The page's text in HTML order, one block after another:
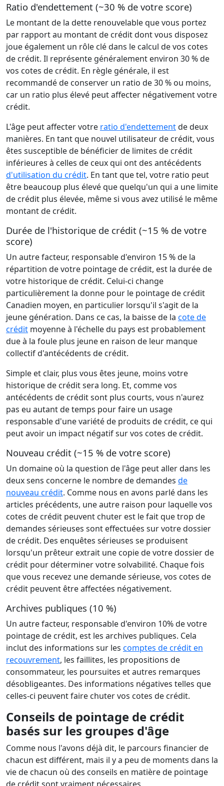
Ratio d'endettement (~30 % de votre score)
Le montant de la dette renouvelable que vous portez
par rapport au montant de crédit dont vous disposez
joue également un rôle clé dans le calcul de vos cotes
de crédit. Il représente généralement environ 30 % de
vos cotes de crédit. En règle générale, il est
recommandé de conserver un ratio de 30 % ou moins,
car un ratio plus élevé peut affecter négativement votre
crédit.
L'âge peut affecter votre ratio d'endettementde deux
manières. En tant que nouvel utilisateur de crédit, vous
êtes susceptible de bénéficier de limites de crédit
inférieures à celles de ceux qui ont des antécédents
d'utilisation du crédit. En tant que tel, votre ratio peut
être beaucoup plus élevé que quelqu'un qui a une limite
de crédit plus élevée, même si vous avez utilisé le même
montant de crédit.
Durée de l'historique de crédit (~15 % de votre
score)
Un autre facteur, responsable d'environ 15 % de la
répartition de votre pointage de crédit, est la durée de
votre historique de crédit. Celui-ci change
particulièrement la donne pour le pointage de crédit
Canadien moyen, en particulier lorsqu'il s'agit de la
jeune génération. Dans ce cas, la baisse de la cote de
crédit moyenne à l'échelle du pays est probablement
due à la foule plus jeune en raison de leur manque
collectif d'antécédents de crédit.
Simple et clair, plus vous êtes jeune, moins votre
historique de crédit sera long. Et, comme vos
antécédents de crédit sont plus courts, vous n'aurez
pas eu autant de temps pour faire un usage
responsable d'une variété de produits de crédit, ce qui
peut avoir un impact négatif sur vos cotes de crédit.
Nouveau crédit (~15 % de votre score)
Un domaine où la question de l'âge peut aller dans les
deux sens concerne le nombre de demandes de
nouveau crédit. Comme nous en avons parlé dans les
articles précédents, une autre raison pour laquelle vos
cotes de crédit peuvent chuter est le fait que trop de
demandes sérieuses sont effectuées sur votre dossier
de crédit. Des enquêtes sérieuses se produisent
lorsqu'un prêteur extrait une copie de votre dossier de
crédit pour déterminer votre solvabilité. Chaque fois
que vous recevez une demande sérieuse, vos cotes de
crédit peuvent être affectées négativement.
Archives publiques (10 %)
Un autre facteur, responsable d'environ 10% de votre
pointage de crédit, est les archives publiques. Cela
inclut des informations sur les comptes de crédit en
recouvrement, les faillites, les propositions de
consommateur, les poursuites et autres remarques
désobligeantes. Des informations négatives telles que
celles-ci peuvent faire chuter vos cotes de crédit.
Conseils de pointage de crédit
basés sur les groupes d'âge
Comme nous l'avons déjà dit, le parcours financier de
chacun est différent, mais il y a peu de moments dans la
vie de chacun où des conseils en matière de pointage